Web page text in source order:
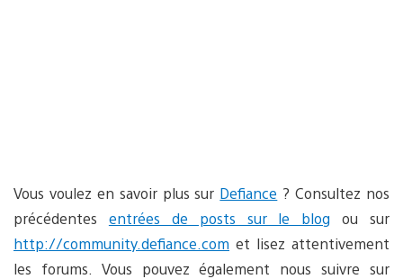
Vous voulez en savoir plus sur Defiance ? Consultez nos
précédentes entrées de posts sur le blog ou sur
http://community.defiance.com et lisez attentivement
les forums. Vous pouvez également nous suivre sur